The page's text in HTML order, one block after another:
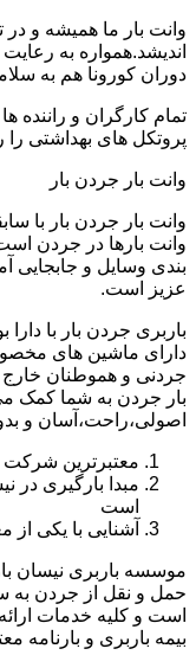
وانت بار ما همیشه و
اندیشد.همواره به رعایت
دوران کورونا هم به
تمام کارگران و راننده
پروتکل های بهداشتی را
وانت بار جردن بار
وانت بار جردن بار با
وانت بارها در جردن
بندی وسایل و جابجایی
عزیز است.
باربری جردن بار با
دارای ماشین های
جردنی و هموطنان خارج
بار جردن به شما کمک
اصولی،راحت،آسان و
معتبرترین شرکت
مبدا بارگیری در
است
آشنایی با یکی
موسسه باربری نیسان
حمل و نقل از جردن به
است و کلیه خدمات
بیمه باربری و بارنامه